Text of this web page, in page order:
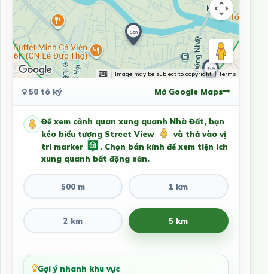
Image may be subject to copyright Terms
50 tô ký Mở Google Maps
Để xem cảnh quan xung quanh Nhà Đất, bạn
kéo biểu tượng Street View
và thả vào vị
trí marker
. Chọn bán kính để xem tiện ích
xung quanh bất động sản.
500 m 1 km
2 km 5 km
Gợi ý nhanh khu vực